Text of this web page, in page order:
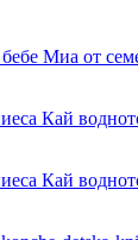
Миа от